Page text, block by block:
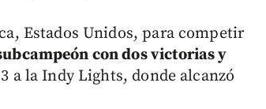
Estados Unidos, para competir
con dos victorias y
a la Indy Lights, donde alcanzó